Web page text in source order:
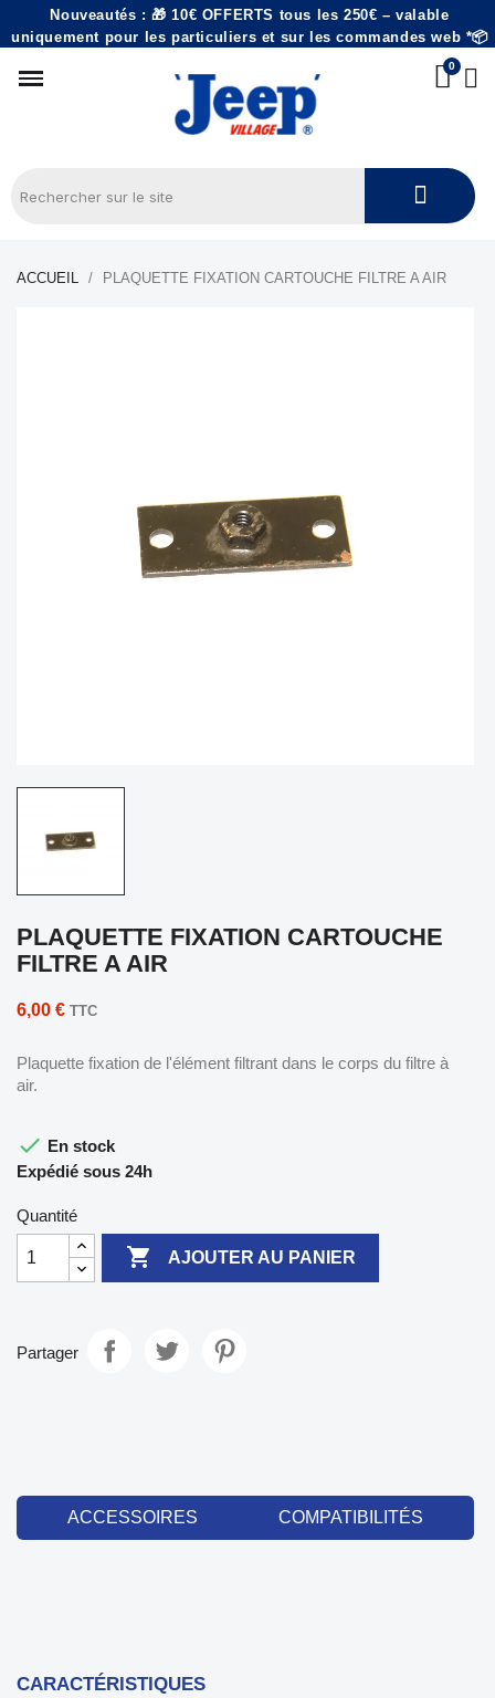
Nouveautés : 🎁 10€ OFFERTS tous les 250€ – valable
uniquement pour les particuliers et sur les commandes web *📦
ACCUEIL PLAQUETTE FIXATION CARTOUCHE FILTRE A AIR
PLAQUETTE FIXATION CARTOUCHE
FILTRE A AIR
6,00 € TTC
Plaquette fixation de l'élément filtrant dans le corps du filtre à
air.
 En stock
Expédié sous 24h
Quantité
 AJOUTER AU PANIER
Partager
ACCESSOIRES COMPATIBILITÉS
CARACTÉRISTIQUES